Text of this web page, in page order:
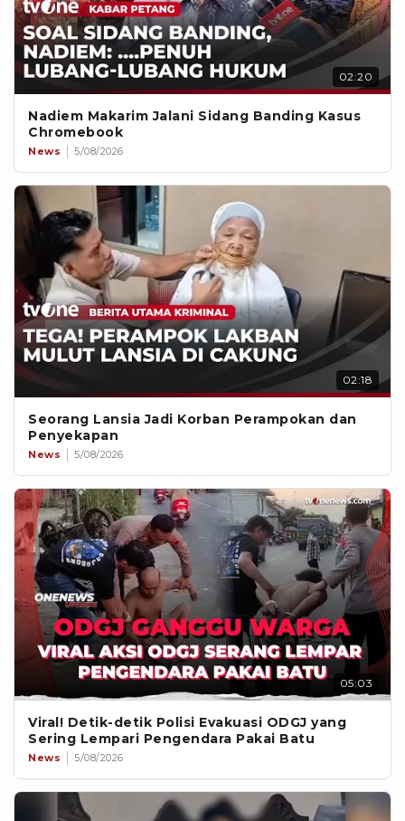
02:20
Nadiem Makarim Jalani Sidang Banding Kasus
Chromebook
News 5/08/2026
02:18
Seorang Lansia Jadi Korban Perampokan dan
Penyekapan
News 5/08/2026
05:03
Viral! Detik-detik Polisi Evakuasi ODGJ yang
Sering Lempari Pengendara Pakai Batu
News 5/08/2026